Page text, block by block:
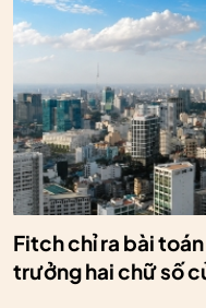
Fitch chỉ ra bài
trưởng hai chữ số